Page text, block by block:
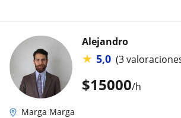
$15000/h
Alejandro
★ 5,0 (3
Marga Marga